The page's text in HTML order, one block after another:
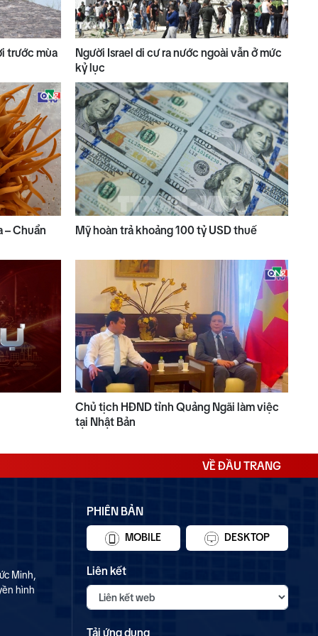
trước mùa
Người Israel di cư ra nước ngoài vẫn ở mức
kỷ lục
– Chuẩn Mỹ hoàn trả khoảng 100 tỷ USD thuế
Chủ tịch HĐND tỉnh Quảng Ngãi làm việc
tại Nhật Bản
VỀ ĐẦU TRANG
Minh,
hình
PHIÊN BẢN
MOBILE DESKTOP
Liên kết
Tải ứng dụng